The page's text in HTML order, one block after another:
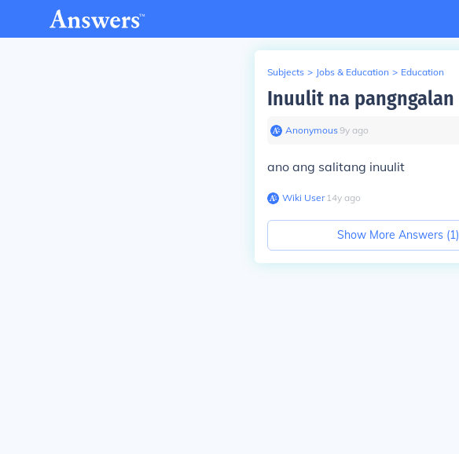
Subjects > Jobs & Education > Education
Inuulit na pangngalan
Anonymous∙9y ago
ano ang salitang inuulit
Wiki User∙14y ago
Show More Answers (1)